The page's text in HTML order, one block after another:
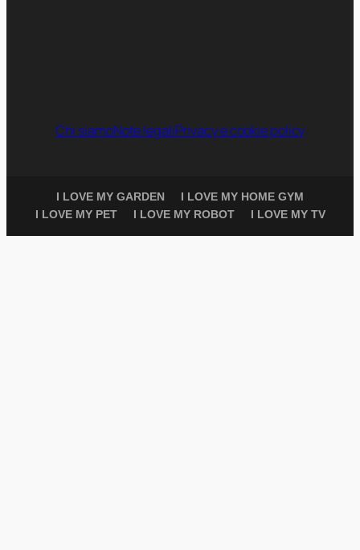
Chi siamoNote legaliPrivacy e cookie policy
I LOVE MY GARDEN
I LOVE MY HOME GYM
I LOVE MY PET
I LOVE MY ROBOT I LOVE MY TV